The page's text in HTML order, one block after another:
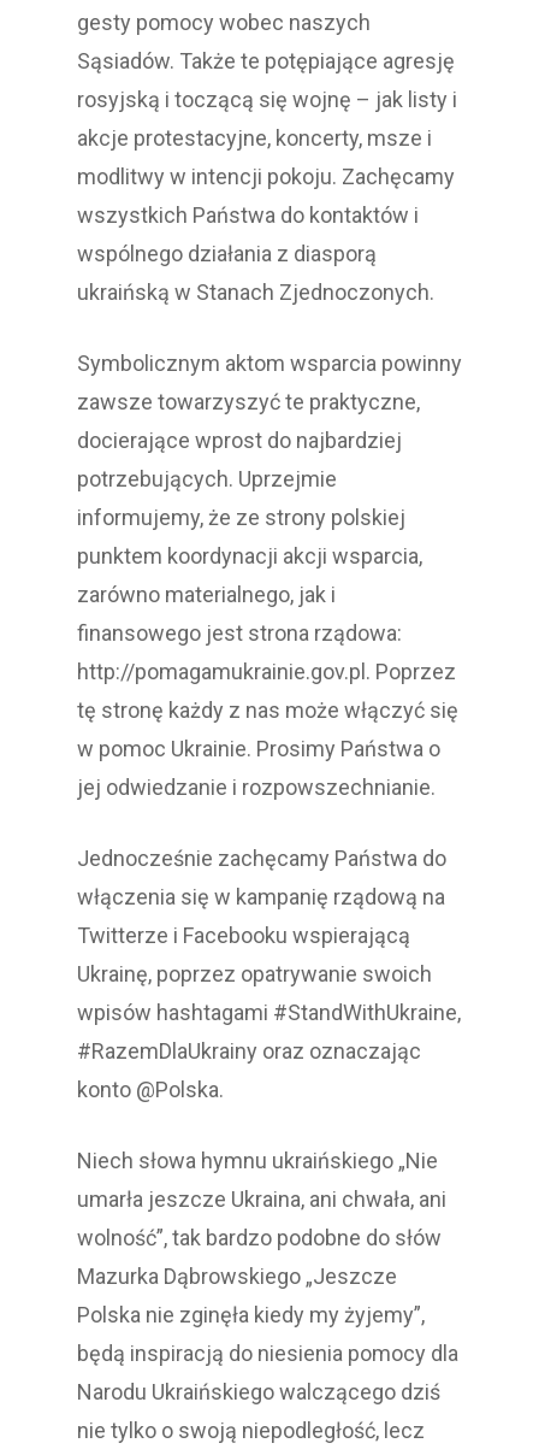
gesty pomocy wobec naszych
Sąsiadów. Także te potępiające agresję
rosyjską i toczącą się wojnę – jak listy i
akcje protestacyjne, koncerty, msze i
modlitwy w intencji pokoju. Zachęcamy
wszystkich Państwa do kontaktów i
wspólnego działania z diasporą
ukraińską w Stanach Zjednoczonych.
Symbolicznym aktom wsparcia powinny
zawsze towarzyszyć te praktyczne,
docierające wprost do najbardziej
potrzebujących. Uprzejmie
informujemy, że ze strony polskiej
punktem koordynacji akcji wsparcia,
zarówno materialnego, jak i
finansowego jest strona rządowa:
http://pomagamukrainie.gov.pl. Poprzez
tę stronę każdy z nas może włączyć się
w pomoc Ukrainie. Prosimy Państwa o
jej odwiedzanie i rozpowszechnianie.
Jednocześnie zachęcamy Państwa do
włączenia się w kampanię rządową na
Twitterze i Facebooku wspierającą
Ukrainę, poprzez opatrywanie swoich
wpisów hashtagami #StandWithUkraine,
#RazemDlaUkrainy oraz oznaczając
konto @Polska.
Niech słowa hymnu ukraińskiego „Nie
umarła jeszcze Ukraina, ani chwała, ani
wolność”, tak bardzo podobne do słów
Mazurka Dąbrowskiego „Jeszcze
Polska nie zginęła kiedy my żyjemy”,
będą inspiracją do niesienia pomocy dla
Narodu Ukraińskiego walczącego dziś
nie tylko o swoją niepodległość, lecz